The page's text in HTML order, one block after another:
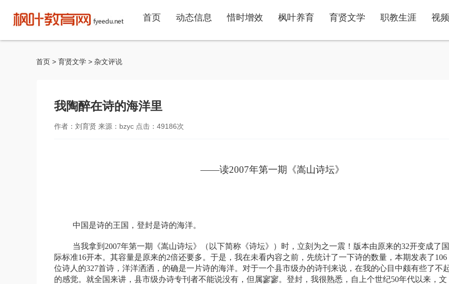
首页 动态信息 惜时增效 枫叶养育 育贤文学 职教生涯 视
首页 > 育贤文学 > 杂文评说
我陶醉在诗的海洋里
作者：刘育贤 来源：bzyc 点击： 49186次
——读2007年第一期《嵩山诗坛》
中国是诗的王国，登封是诗的海洋。
当我拿到 2007年第一期《嵩山诗坛》（以下简称《诗坛》）时，立刻为之一震！版本由原来的32开变成了国
际标准16开本。其容量是原来的2倍还要多。于是，我在未看内容之前，先统计了一下诗的数量，本期发表了106
位诗人的327首诗，洋洋洒洒，的确是一片诗的海洋。对于一个县市级办的诗刊来说，在我的心目中颇有些了不
的感觉。就全国来讲，县市级办诗专刊者不能说没有，但属寥寥。登封，我很熟悉，自上个世纪50年代以来，文